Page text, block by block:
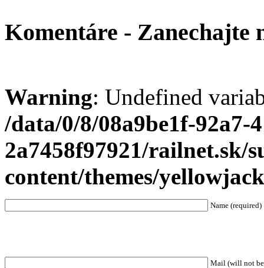
Komentáre - Zanechajte
Warning: Undefined
/data/0/8/08a9be1f-92a7-
2a7458f97921/railnet.sk/
content/themes/
Name (required)
Mail (will not